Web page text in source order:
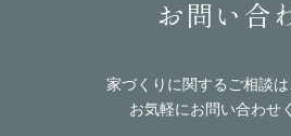
お問い合
家づくりに関するご相談は
お気軽にお問い合わせ